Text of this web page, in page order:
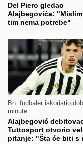
Del Piero gledao
Alajbegovića: "Mislim
tim nema potrebe"
Bh. fudbaler iskoristio
minute
Alajbegović
Tuttosport otvorio
pitanje: "Šta će biti s